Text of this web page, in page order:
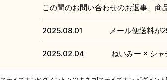
この間のお問い合わせのお返事、
2025.08.01 メール便送料が
2025.02.04 ねいみー × シ